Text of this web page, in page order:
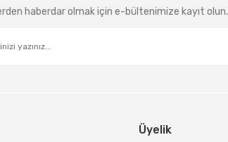
haberdar olmak için e-bültenimize kayıt olun.
Üyelik